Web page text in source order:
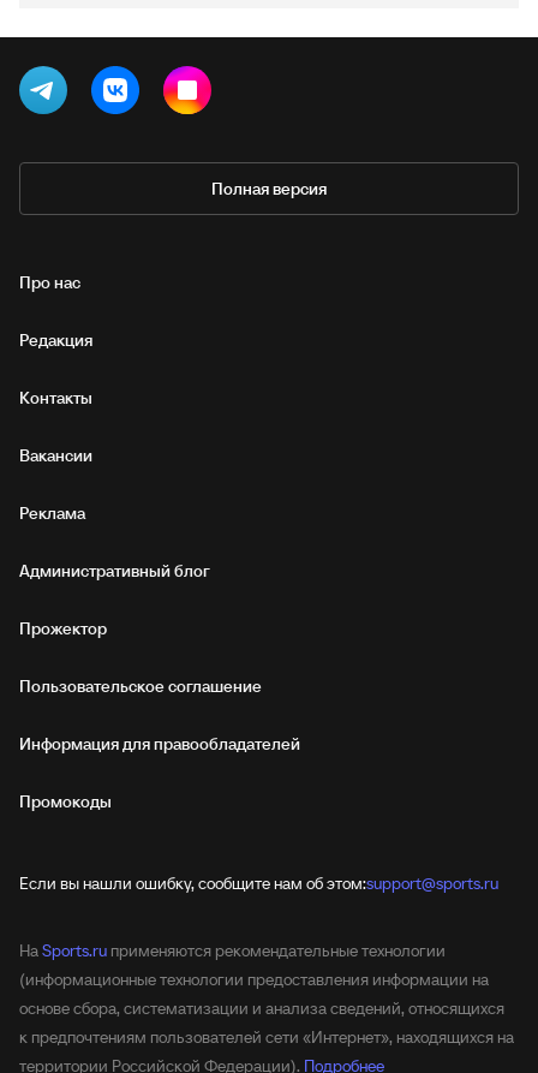
Полная версия
Про нас
Редакция
Контакты
Вакансии
Реклама
Административный блог
Прожектор
Пользовательское соглашение
Информация для правообладателей
Промокоды
Если вы нашли ошибку, сообщите нам об этом:support@sports.ru
НаSports.ru применяются рекомендательные технологии
(информационные технологии предоставления информации на
основе сбора, систематизации и анализа сведений, относящихся
к предпочтениям пользователей сети «Интернет», находящихся на
территории Российской Федерации). Подробнее